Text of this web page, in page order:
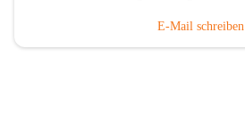
E-Mail schreiben